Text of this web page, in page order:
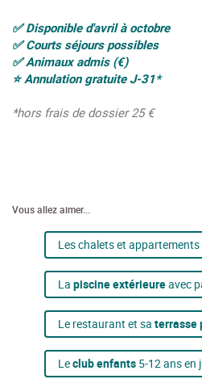
✅ Disponible d'avril à octobre
✅ Courts séjours possibles
✅ Animaux admis (€)
⭐ Annulation gratuite J-31*
*hors frais de dossier 25 €
Vous allez aimer...
Les chalets et
La piscine extérieureavec
Le restaurant et sa terrasse
Leclub enfants 5-12 ans en